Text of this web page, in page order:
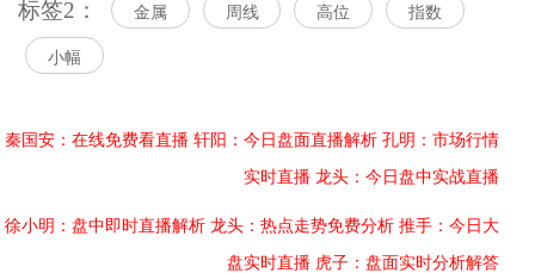
标签2： 金属 周线 高位 指数
小幅
秦国安：在线免费看直播 轩阳：今日盘面直播解析 孔明：市场行情
实时直播 龙头：今日盘中实战直播
徐小明：盘中即时直播解析 龙头：热点走势免费分析 推手：今日大
盘实时直播 虎子：盘面实时分析解答